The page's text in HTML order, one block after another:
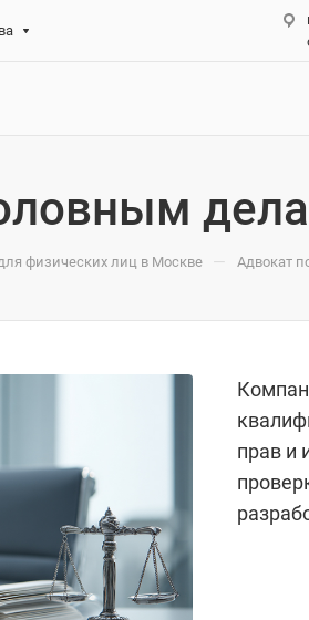
физических лиц в Москве — Адвокат
прав и